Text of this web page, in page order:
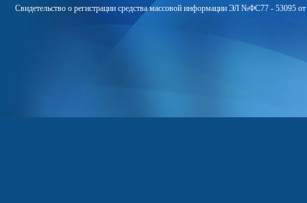
Свидетельство о регистрации средства массовой информации ЭЛ №ФС77 - 53095